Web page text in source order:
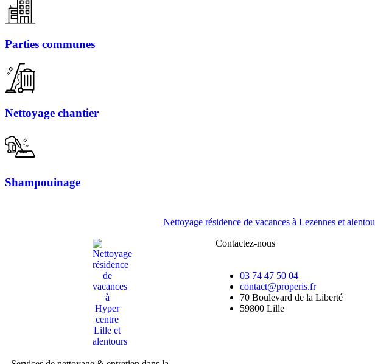
Parties communes
Nettoyage chantier
Shampouinage
Nettoyage résidence de vacances à Lezennes et
Contactez-nous
03 74 47 50 04
contact@properis.fr
70 Boulevard de la Liberté
59800 Lille